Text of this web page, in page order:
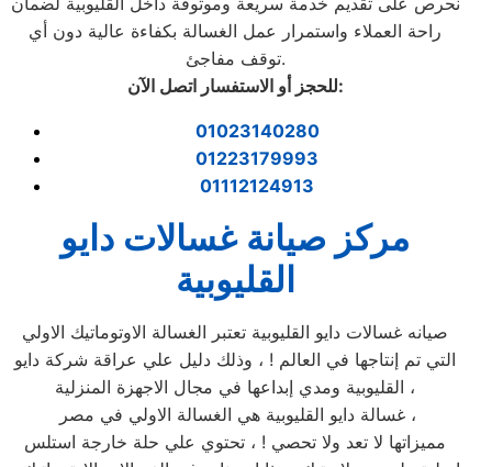
راحة العملاء واستمرار عمل الغسالة بكفاءة عالية دون أي
توقف مفاجئ.
للحجز أو الاستفسار اتصل الآن:
01023140280
01223179993
01112124913
مركز صيانة غسالات دايو
القليوبية
صيانه غسالات دايو القليوبية تعتبر الغسالة الاوتوماتيك الاولي
التي تم إنتاجها في العالم ! ، وذلك دليل علي عراقة شركة دايو
القليوبية ومدي إبداعها في مجال الاجهزة المنزلية ،
غسالة دايو القليوبية هي الغسالة الاولي في مصر ،
مميزاتها لا تعد ولا تحصي ! ، تحتوي علي حلة خارجة استلس